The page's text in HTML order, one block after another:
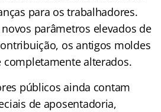
para os trabalhadores.
parâmetros elevados de
os antigos moldes
alterados.
públicos ainda contam
de aposentadoria,